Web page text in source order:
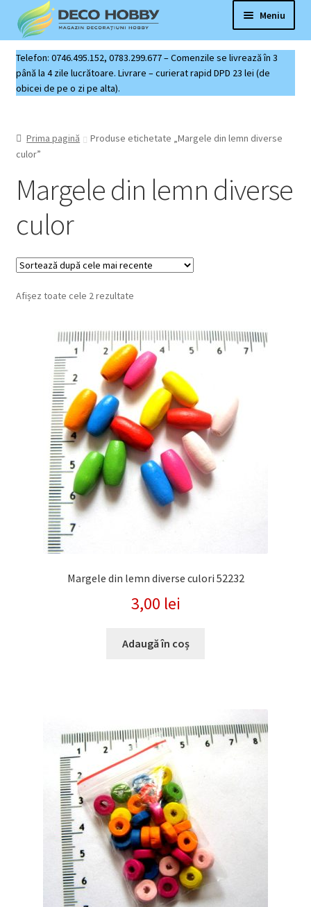
Sari
la
navigare
Sari
la
conținut
Meniu
Deco Hobby
Contact
Coș produse
Telefon: 0746.495.152, 0783.299.677 – Comenzile se livrează în 3
până la 4 zile lucrătoare. Livrare – curierat rapid DPD 23 lei (de
obicei de pe o zi pe alta).
Prima pagină
Produse etichetate „Margele din lemn diverse
culor”
Margele din lemn diverse
culor
Afișez toate cele 2 rezultateSortat
mai
recente
Margele din lemn diverse culori 52232
3,00 lei
Adaugă în coș